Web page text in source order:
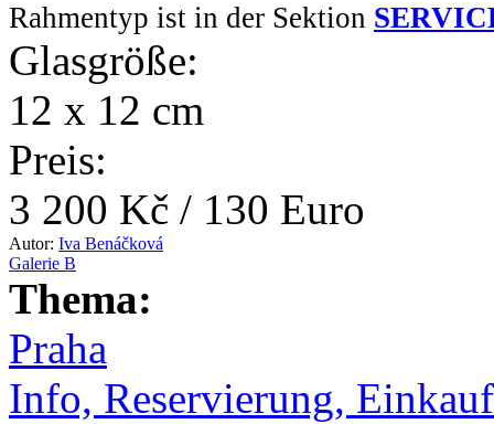
Rahmentyp ist in der Sektion
Glasgröße:
12 x 12 cm
Preis:
3 200 Kč / 130 Euro
Autor: Iva Benáčková
Galerie B
Thema:
Praha
Info, Reservierung, Einkauf